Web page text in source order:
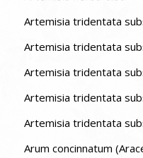
Artemisia tridentata
Artemisia tridentata
Artemisia tridentata
Artemisia tridentata
Arum concinnatum